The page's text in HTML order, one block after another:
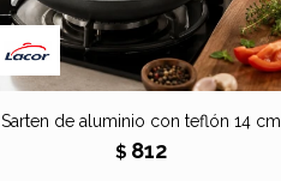
Sarten de aluminio con teflón 14 cm
$ 812